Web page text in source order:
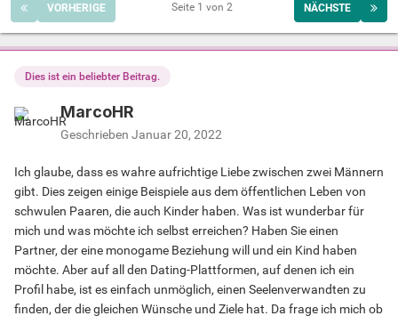
VORHERIGE NÄCHSTE
Seite 1 von 2
Dies ist ein beliebter Beitrag.
MarcoHR
Geschrieben Januar 20, 2022
Ich glaube, dass es wahre aufrichtige Liebe zwischen zwei Männern
gibt. Dies zeigen einige Beispiele aus dem öffentlichen Leben von
schwulen Paaren, die auch Kinder haben. Was ist wunderbar für
mich und was möchte ich selbst erreichen? Haben Sie einen
Partner, der eine monogame Beziehung will und ein Kind haben
möchte. Aber auf all den Dating-Plattformen, auf denen ich ein
Profil habe, ist es einfach unmöglich, einen Seelenverwandten zu
finden, der die gleichen Wünsche und Ziele hat. Da frage ich mich ob